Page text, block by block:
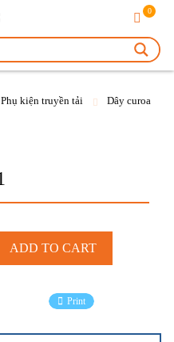
0
Phụ kiện truyền tải
Dây curoa
ADD TO CART
Print